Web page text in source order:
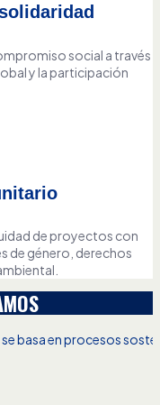
social a través
y la participación
de proyectos con
de género, derechos
basa en procesos